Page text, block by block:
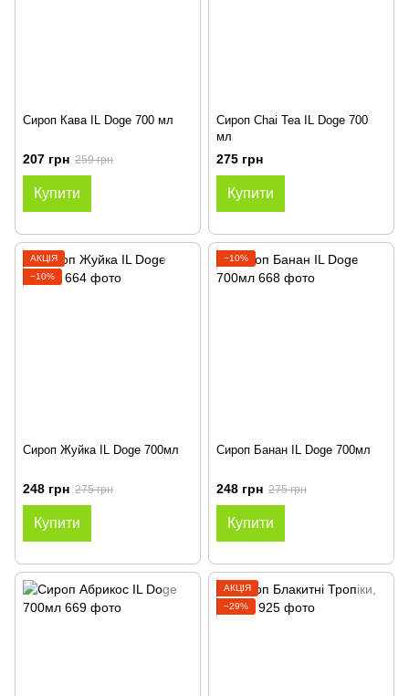
Сироп Кава IL Doge 700 мл
207 грн 259 грн
Купити
Сироп Chai Tea IL Doge 700
мл
275 грн
Купити
АКЦІЯ
−10%
Сироп Жуйка IL Doge 700мл
248 грн 275 грн
Купити
−10%
Сироп Банан IL Doge 700мл
248 грн 275 грн
Купити
АКЦІЯ
−29%